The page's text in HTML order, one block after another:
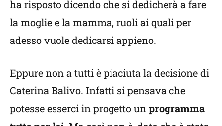
ha risposto dicendo che si dedicherà a fare
la moglie e la mamma, ruoli ai quali per
adesso vuole dedicarsi appieno.
Eppure non a tutti è piaciuta la decisione di
Caterina Balivo. Infatti si pensava che
potesse esserci in progetto unprogramma